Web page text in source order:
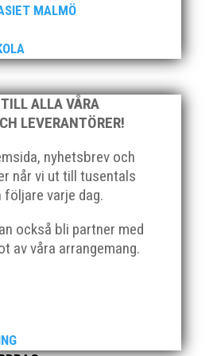
MALMÖ
ALLA VÅRA
LEVERANTÖRER!
nyhetsbrev och
når vi ut till tusentals
varje dag.
också bli partner med
av våra arrangemang.
pep skapar vi en
hälsa!
– LÅT DRÖMMEN
finns på plats när Olympic Day
att låta barn och ungdomar
första dagen välkomnas
och under de resterande två
emot. Kanske blir det här
–
FÖR
OCH FRAMTID